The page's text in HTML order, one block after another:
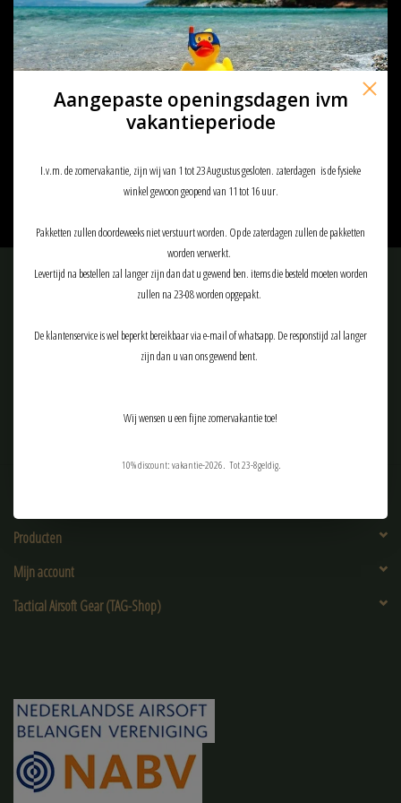
BABY ROMPER Zonder MOUW
Meld je aan voor onze nieuwsbrief:
Producten
Mijn account
Tactical Airsoft Gear (TAG-Shop)
Aangepaste openingsdagen ivm
vakantieperiode
I.v.m. de zomervakantie, zijn wij van 1 tot 23 Augustus gesloten. zaterdagen is de fysieke
winkel gewoon geopend van 11 tot 16 uur.
Pakketten zullen doordeweeks niet verstuurt worden. Op de zaterdagen zullen de pakketten
worden verwerkt.
Levertijd na bestellen zal langer zijn dan dat u gewend ben. items die besteld moeten worden
zullen na 23-08 worden opgepakt.
De klantenservice is wel beperkt bereikbaar via e-mail of whatsapp. De responstijd zal langer
zijn dan u van ons gewend bent.
Wij wensen u een fijne zomervakantie toe!
10% discount: vakantie-2026. Tot 23-8geldig.